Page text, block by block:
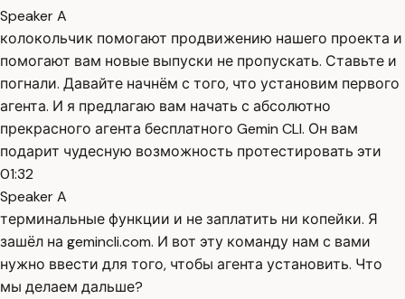
Speaker A
колокольчик помогают продвижению нашего проекта и
помогают вам новые выпуски не пропускать. Ставьте и
погнали. Давайте начнём с того, что установим первого
агента. И я предлагаю вам начать с абсолютно
прекрасного агента бесплатного Gemin CLI. Он вам
подарит чудесную возможность протестировать эти
01:32
Speaker A
терминальные функции и не заплатить ни копейки. Я
зашёл на gemincli.com. И вот эту команду нам с вами
нужно ввести для того, чтобы агента установить. Что
мы делаем дальше?